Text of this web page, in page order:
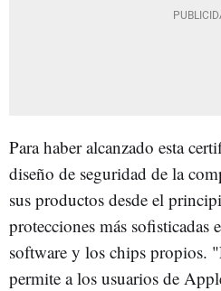
Para haber alcanzado esta
diseño de seguridad de la
sus productos desde el
protecciones más sofisticadas
software y los chips propios.
permite a los usuarios de